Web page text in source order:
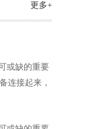
更多+
或缺的重要
连接起来，